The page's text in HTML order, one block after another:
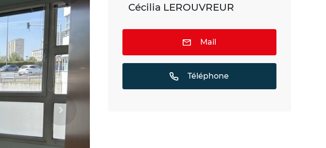
Cécilia LEROUVREUR
Mail
Téléphone